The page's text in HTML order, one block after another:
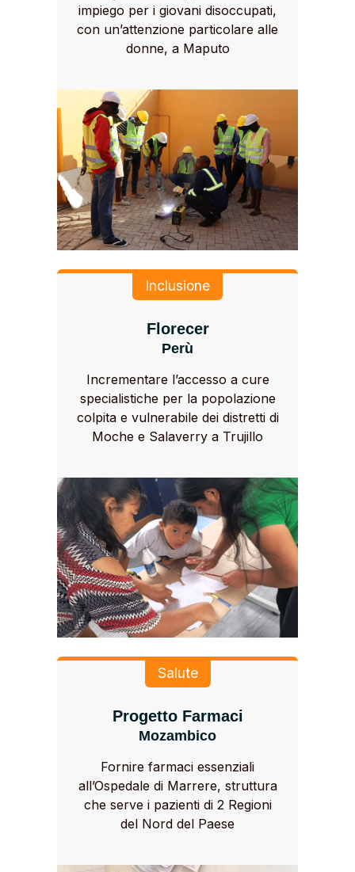
impiego per i giovani disoccupati,
con un’attenzione particolare alle
donne, a Maputo
Inclusione
Florecer
Perù
Incrementare l’accesso a cure
specialistiche per la popolazione
colpita e vulnerabile dei distretti di
Moche e Salaverry a Trujillo
Salute
Progetto Farmaci
Mozambico
Fornire farmaci essenziali
all’Ospedale di Marrere, struttura
che serve i pazienti di 2 Regioni
del Nord del Paese